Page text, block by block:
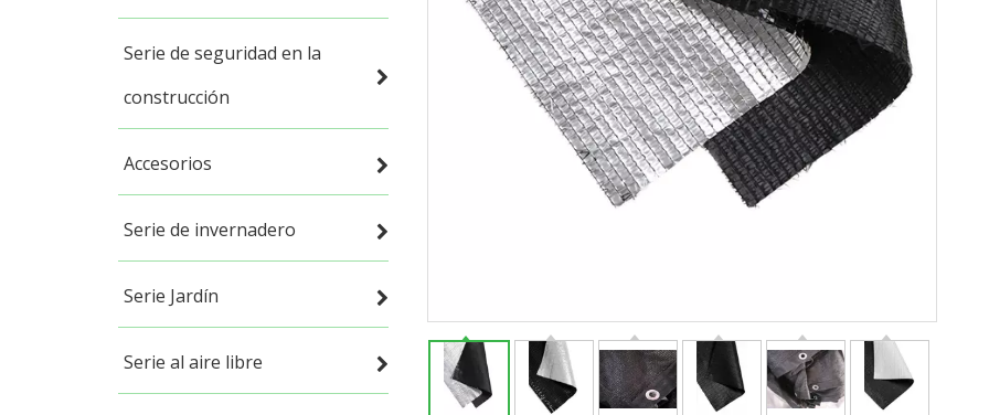
Serie de seguridad en la
construcción
Accesorios
Serie de invernadero
Serie Jardín
Serie al aire libre